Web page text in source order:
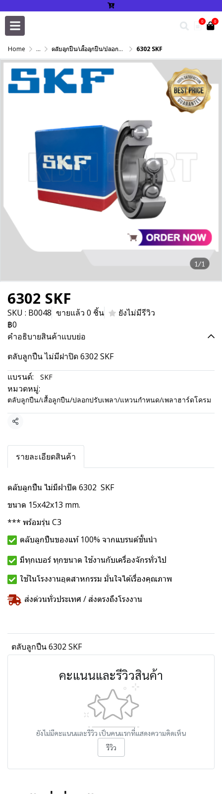
0 0
Home ... ตลับลูกปืน/เสื้อลูกปืน/ปลอกปรับเพลา/แหวนกำหนด/เพลาฮาร์ดโครม 6302 SKF
1/1
6302 SKF
SKU : B0048 ขายแล้ว 0 ชิ้น
ยังไม่มีรีวิว
฿0
คำอธิบายสินค้าแบบย่อ
ตลับลูกปืน ไม่มีฝาปิด 6302 SKF
แบรนด์:
SKF
หมวดหมู่:
ตลับลูกปืน/เสื้อลูกปืน/ปลอกปรับเพลา/แหวนกำหนด/เพลาฮาร์ดโครม
แชร์
รายละเอียดสินค้า
ตลับลูกปืน ไม่มีฝาปิด 6302 SKF
ขนาด 15x42x13 mm.
*** พร้อมรุ่น C3
ตลับลูกปืนของแท้ 100% จากแบรนด์ชั้นนำ
มีทุกเบอร์ ทุกขนาด ใช้งานกับเครื่องจักรทั่วไป
ใช้ในโรงงานอุตสาหกรรม มั่นใจได้เรื่องคุณภาพ
ส่งด่วนทั่วประเทศ / ส่งตรงถึงโรงงาน
ตลับลูกปืน 6302 SKF
คะแนนและรีวิวสินค้า
ยังไม่มีคะแนนและรีวิว เป็นคนแรกที่แสดงความคิดเห็น
รีวิว